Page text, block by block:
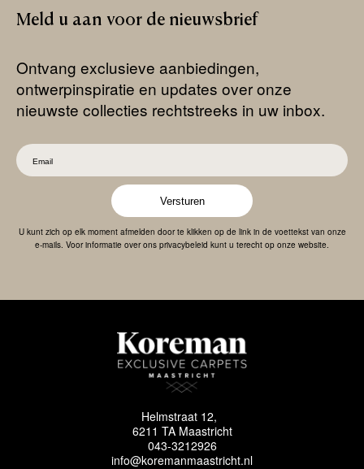
Meld u aan voor de nieuwsbrief
Ontvang exclusieve aanbiedingen,
ontwerpinspiratie en updates over onze
nieuwste collecties rechtstreeks in uw inbox.
Versturen
U kunt zich op elk moment afmelden door te klikken op de link in de voettekst van onze
e-mails. Voor informatie over ons privacybeleid kunt u terecht op onze website.
Helmstraat 12,
6211 TA Maastricht
043-3212926
info@koremanmaastricht.nl